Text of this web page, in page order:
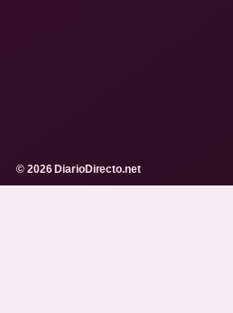
© 2026 DiarioDirecto.net